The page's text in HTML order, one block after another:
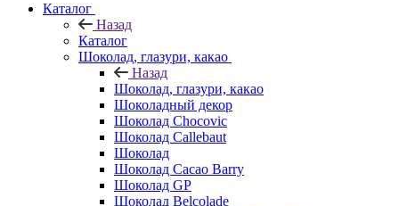
Каталог
Назад
Каталог
Шоколад, глазури, какао
Назад
Шоколад, глазури, какао
Шоколадный декор
Шоколад Chocovic
Шоколад Callebaut
Шоколад
Шоколад Cacao Barry
Шоколад GP
Шоколад Belcolade